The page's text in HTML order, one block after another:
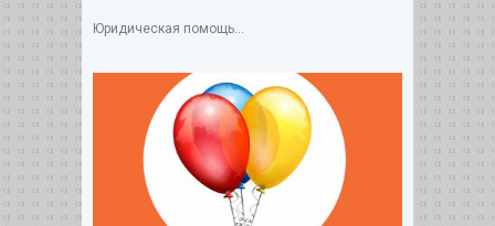
Юридическая помощь...